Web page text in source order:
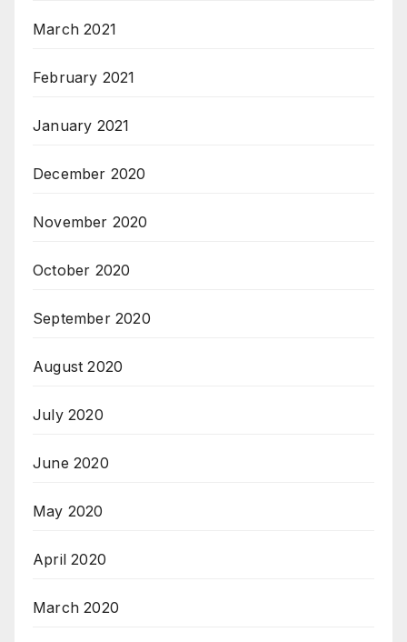
March 2021
February 2021
January 2021
December 2020
November 2020
October 2020
September 2020
August 2020
July 2020
June 2020
May 2020
April 2020
March 2020